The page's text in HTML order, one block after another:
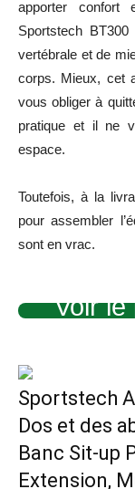
apporter confort
Sportstech
vertébrale et de
corps. Mieux, cet
vous obliger à
pratique et il ne
espace.
Toutefois, à la
pour assembler
sont en vrac.
Voir le
Sportstech
Dos et des
Banc Sit-up
Extension,